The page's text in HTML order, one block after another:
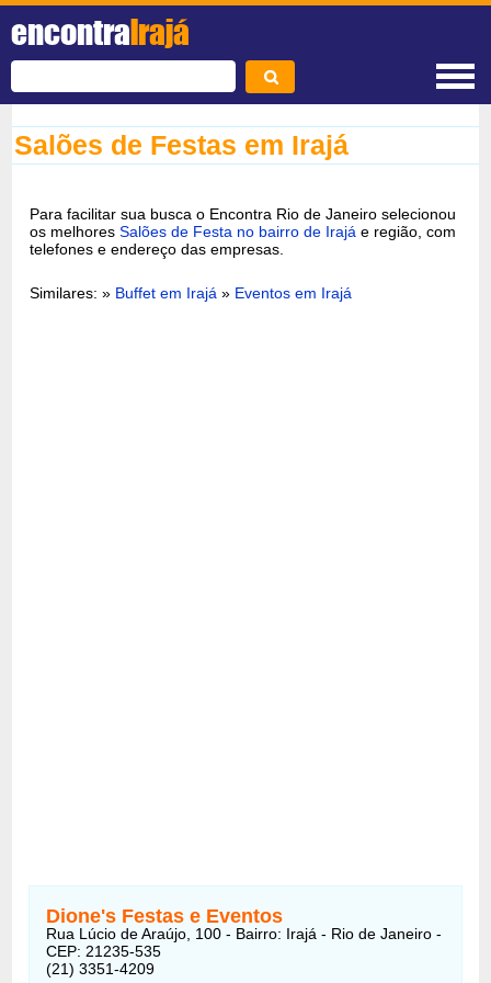
encontraIrajá
Salões de Festas em Irajá
Para facilitar sua busca o Encontra Rio de Janeiro selecionou
os melhoresSalões de Festa no bairro de Irajá e região, com
telefones e endereço das empresas.
Similares: » Buffet em Irajá » Eventos em Irajá
Dione's Festas e Eventos
Rua Lúcio de Araújo, 100 - Bairro: Irajá - Rio de Janeiro -
CEP: 21235-535
(21) 3351-4209